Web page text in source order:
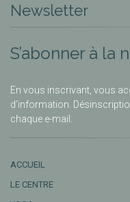
Newsletter
S’abonner à la
En vous inscrivant, vous
d’information.
chaque e-mail.
ACCUEIL
LE CENTRE